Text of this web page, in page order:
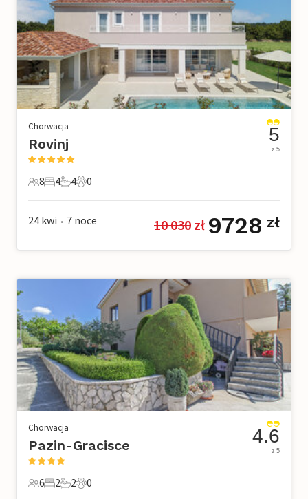
Chorwacja
Rovinj
8 Goście
8
4 Sypialnie
4
4 Łazienki
4
0 Zwierzęta domowe
0
5
z 5
24 kwi • 7 noce 10 030 zł 9728 zł
Chorwacja
Pazin-Gracisce
6 Goście
6
2 Sypialnie
2
2 Łazienki
2
0 Zwierzęta domowe
0
4.6
z 5